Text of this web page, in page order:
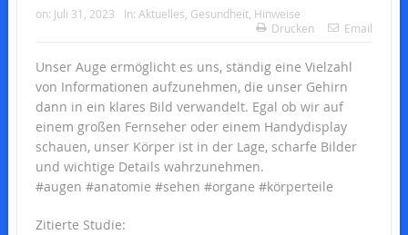
on: Juli 31, 2023 In: Aktuelles, Gesundheit, Hinweise
Drucken
Email
Unser Auge ermöglicht es uns, ständig eine Vielzahl
von Informationen aufzunehmen, die unser Gehirn
dann in ein klares Bild verwandelt. Egal ob wir auf
einem großen Fernseher oder einem Handydisplay
schauen, unser Körper ist in der Lage, scharfe Bilder
und wichtige Details wahrzunehmen.
#augen #anatomie #sehen #organe #körperteile
Zitierte Studie: